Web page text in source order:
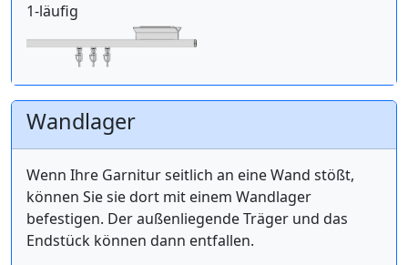
1-läufig
Wandlager
Wenn Ihre Garnitur seitlich an eine Wand stößt,
können Sie sie dort mit einem Wandlager
befestigen. Der außenliegende Träger und das
Endstück können dann entfallen.